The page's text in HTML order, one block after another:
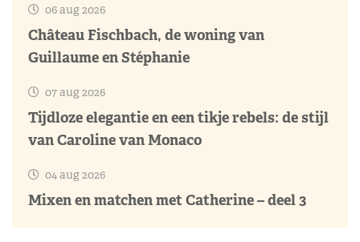
06 aug 2026
Château Fischbach, de woning van
Guillaume en Stéphanie
07 aug 2026
Tijdloze elegantie en een tikje rebels: de stijl
van Caroline van Monaco
04 aug 2026
Mixen en matchen met Catherine – deel 3